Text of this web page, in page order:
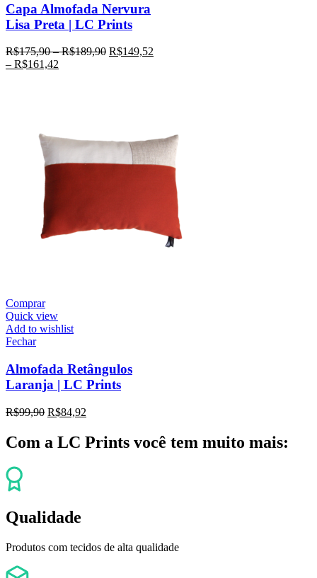
Capa Almofada Nervura
Lisa Preta | LC Prints
R$175,90–R$189,90 R$149,52
– R$161,42
Comprar
Quick view
Add to wishlist
Fechar
Almofada Retângulos
Laranja | LC Prints
R$99,90 R$84,92
Com a LC Prints você tem muito mais:
Qualidade
Produtos com tecidos de alta qualidade